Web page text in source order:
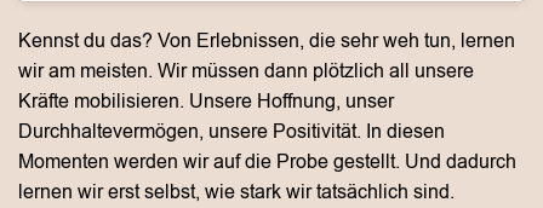
Kennst du das? Von Erlebnissen, die sehr weh tun, lernen
wir am meisten. Wir müssen dann plötzlich all unsere
Kräfte mobilisieren. Unsere Hoffnung, unser
Durchhaltevermögen, unsere Positivität. In diesen
Momenten werden wir auf die Probe gestellt. Und dadurch
lernen wir erst selbst, wie stark wir tatsächlich sind.